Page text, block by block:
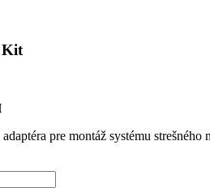
Kit
adaptéra pre montáž systému